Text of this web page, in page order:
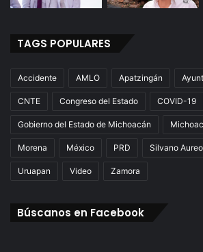
TAGS POPULARES
Accidente AMLO Apatzingán
CNTE Congreso del Estado COVID-19
Gobierno del Estado de Michoacán
Morena México PRD Silvano
Uruapan Video Zamora
Búscanos en Facebook